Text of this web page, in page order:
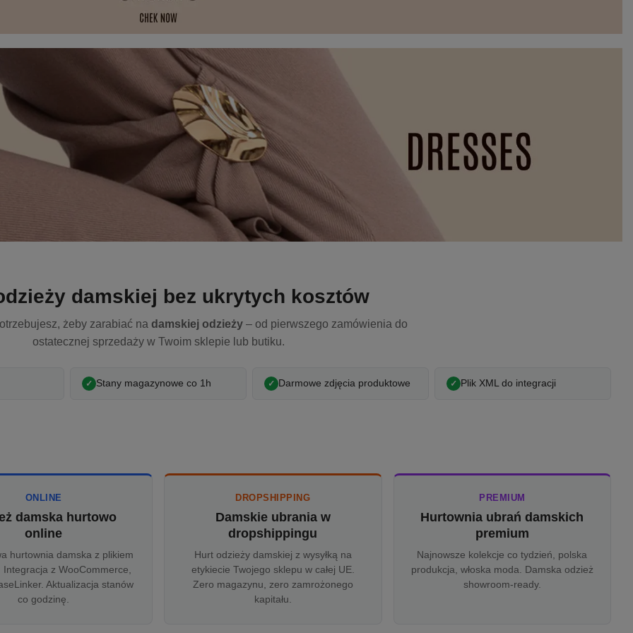
damskiej bez ukrytych kosztów
żeby zarabiać na damskiej odzieży – od pierwszego zamówienia do
ostatecznej sprzedaży w Twoim sklepie lub butiku.
Stany magazynowe co 1h Darmowe zdjęcia produktowe Plik XML do integracji
ONLINE
damska hurtowo
online
hurtownia damska z plikiem
Integracja z WooCommerce,
Aktualizacja stanów
co godzinę.
DROPSHIPPING
Damskie ubrania w
dropshippingu
Hurt odzieży damskiej z wysyłką na
etykiecie Twojego sklepu w całej UE.
Zero magazynu, zero zamrożonego
kapitału.
PREMIUM
Hurtownia ubrań damskich
premium
Najnowsze kolekcje co tydzień, polska
produkcja, włoska moda. Damska odzież
showroom-ready.